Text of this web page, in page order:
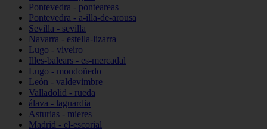
Pontevedra - ponteareas
Pontevedra - a-illa-de-arousa
Sevilla - sevilla
Navarra - estella-lizarra
Lugo - viveiro
Illes-balears - es-mercadal
Lugo - mondoñedo
León - valdevimbre
Valladolid - rueda
álava - laguardia
Asturias - mieres
Madrid - el-escorial